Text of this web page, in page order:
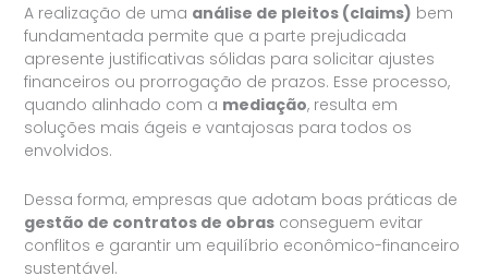
A realização de uma análise de pleitos (claims) bem
fundamentada permite que a parte prejudicada
apresente justificativas sólidas para solicitar ajustes
financeiros ou prorrogação de prazos. Esse processo,
quando alinhado com a mediação, resulta em
soluções mais ágeis e vantajosas para todos os
envolvidos.
Dessa forma, empresas que adotam boas práticas de
gestão de contratos de obras conseguem evitar
conflitos e garantir um equilíbrio econômico-financeiro
sustentável.